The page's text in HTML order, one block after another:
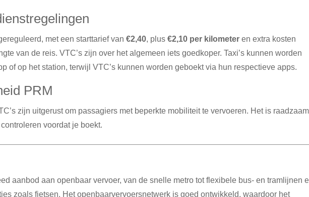
met een starttarief van€2,40, plus€2,10 per kilometer en extra kosten
van de reis. VTC’s zijn over het algemeen iets goedkoper. Taxi’s kunnen worden
of op het station, terwijl VTC’s kunnen worden geboekt via hun respectieve apps.
PRM
zijn uitgerust om passagiers met beperkte mobiliteit te vervoeren. Het is
voordat je boekt.
aanbod aan openbaar vervoer, van de snelle metro tot flexibele bus- en tramlijnen
zoals fietsen. Het openbaarvervoersnetwerk is goed ontwikkeld, waardoor het